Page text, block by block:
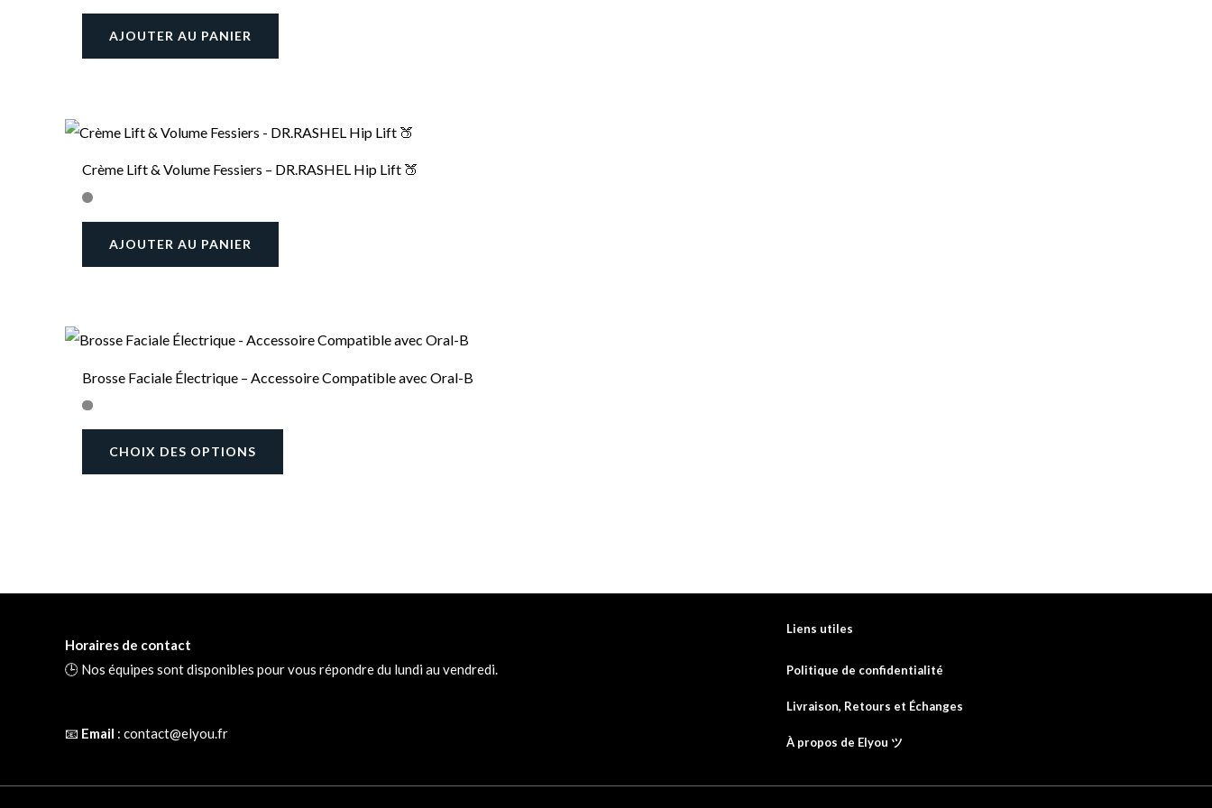
AJOUTER AU PANIER
Crème Lift & Volume Fessiers – DR.RASHEL Hip Lift 🍑
AJOUTER AU PANIER
Brosse Faciale Électrique – Accessoire Compatible avec Oral-B
CHOIX DES OPTIONS
Horaires de contact
🕒 Nos équipes sont disponibles pour vous répondre du lundi au vendredi.
📧 Email : contact@elyou.fr
Liens utiles
Politique de confidentialité
Livraison, Retours et Échanges
À propos de Elyou ツ